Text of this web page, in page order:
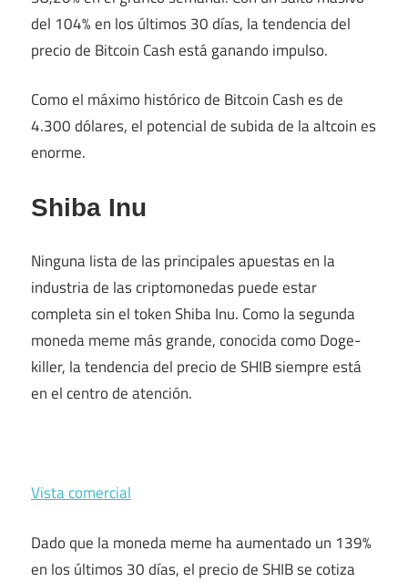
del 104% en los últimos 30 días, la tendencia del
precio de Bitcoin Cash está ganando impulso.
Como el máximo histórico de Bitcoin Cash es de
4.300 dólares, el potencial de subida de la altcoin es
enorme.
Shiba Inu
Ninguna lista de las principales apuestas en la
industria de las criptomonedas puede estar
completa sin el token Shiba Inu. Como la segunda
moneda meme más grande, conocida como Doge-
killer, la tendencia del precio de SHIB siempre está
en el centro de atención.
Vista comercial
Dado que la moneda meme ha aumentado un 139%
en los últimos 30 días, el precio de SHIB se cotiza